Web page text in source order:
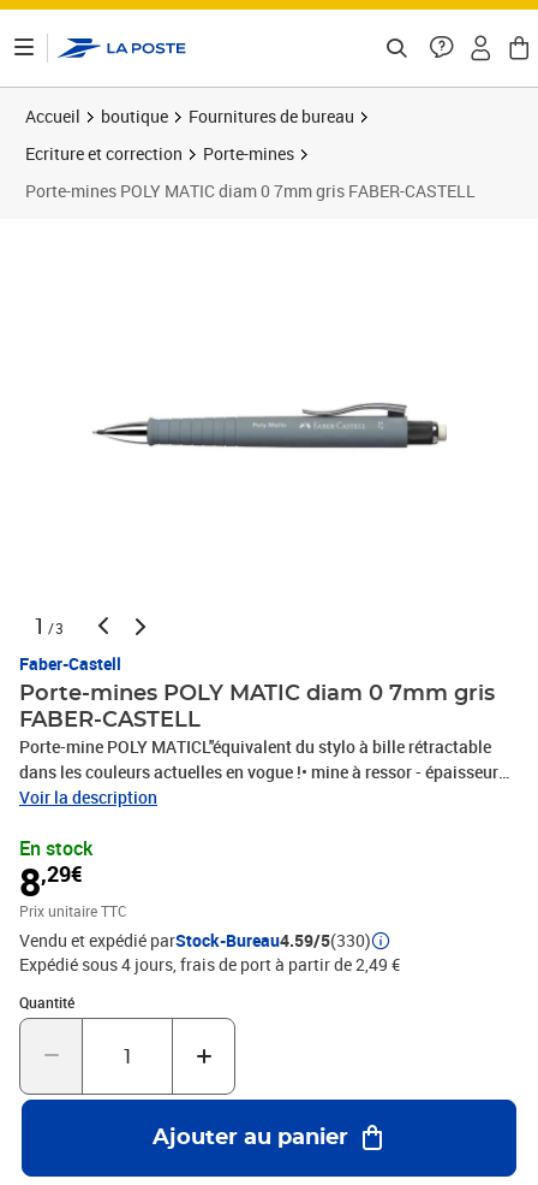
Accueil boutique
Fournitures de bureau
Ecriture et correction
Porte-mines
Porte-mines POLY MATIC diam 0 7mm gris FABER-CASTELL
1 /3
Faber-Castell
Porte-mines POLY MATIC diam 0 7mm gris
FABER-CASTELL
Porte-mine POLY MATICL''équivalent du stylo à bille rétractable
dans les couleurs actuelles en vogue !• mine à ressor - épaisseur
mine: 0,7 mmt • n''altère pas les poches grâce à la pointe
antidérapante Soft-Touch• avec une gomme extra longue et
rétractable• poussoir automatique - pas besoin d''appuyer sur le
bouton poussoir• rechargeable avec les mines fines SUPER-
POLYMER
Voir la description
En stock
8,29€
Prix unitaire TTC
Vendu et expédié parStock-Bureau4.59/5(330)
Expédié sous 4 jours, frais de port à partir de 2,49 €
Quantité
Quantité : 1
Ajouter au panier